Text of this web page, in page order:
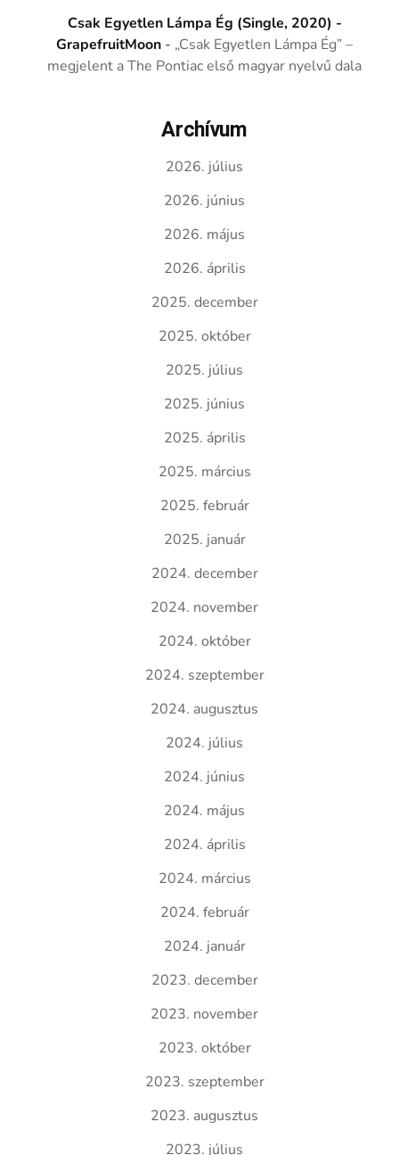
Csak Egyetlen Lámpa Ég (Single, 2020) -
GrapefruitMoon - „Csak Egyetlen Lámpa Ég” –
megjelent a The Pontiac első magyar nyelvű dala
Archívum
2026. július
2026. június
2026. május
2026. április
2025. december
2025. október
2025. július
2025. június
2025. április
2025. március
2025. február
2025. január
2024. december
2024. november
2024. október
2024. szeptember
2024. augusztus
2024. július
2024. június
2024. május
2024. április
2024. március
2024. február
2024. január
2023. december
2023. november
2023. október
2023. szeptember
2023. augusztus
2023. július